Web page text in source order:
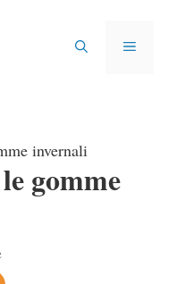
MENU
invernali
gomme